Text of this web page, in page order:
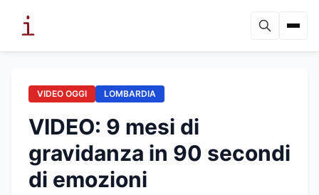
VIDEO OGGI LOMBARDIA
VIDEO: 9 mesi di
gravidanza in 90 secondi
di emozioni